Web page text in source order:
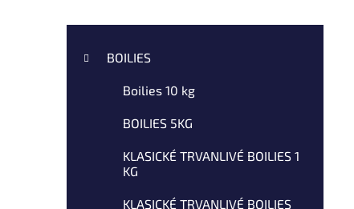
peste
BOILIES
Boilies 10 kg
BOILIES 5KG
KLASICKÉ TRVANLIVÉ BOILIES 1
KG
KLASICKÉ TRVANLIVÉ BOILIES